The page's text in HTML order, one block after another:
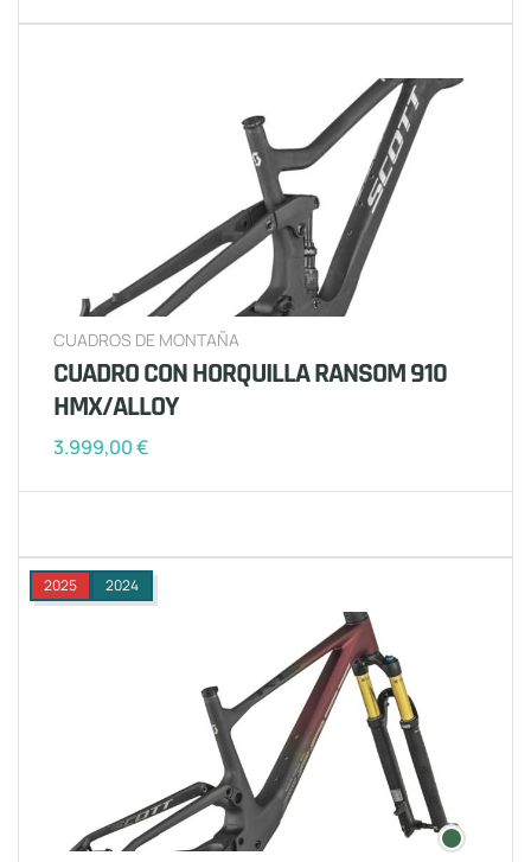
CUADROS DE MONTAÑA
CUADRO CON HORQUILLA RANSOM 910
HMX/ALLOY
3.999,00€
2025 2024